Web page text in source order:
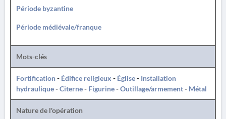
Période byzantine
Période médiévale/franque
Mots-clés
Fortification- Édifice religieux - Église- Installation
hydraulique-Citerne- Figurine-Outillage/armement- Métal
Nature de l'opération